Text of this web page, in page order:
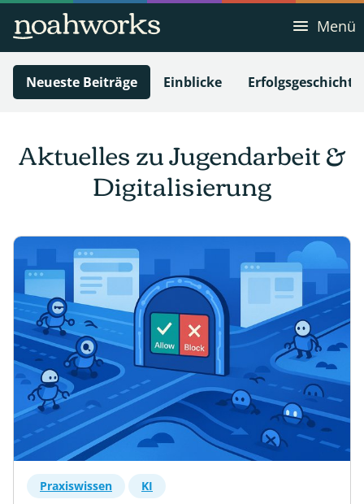
Menü
Neueste Beiträge Einblicke
Aktuelles zu Jugendarbeit &
Digitalisierung
Praxiswissen KI